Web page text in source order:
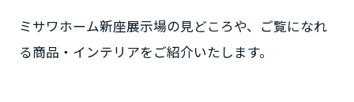
ミサワホーム新座展示場の見どころや、ご覧になれ
る商品・インテリアをご紹介いたします。
長野県